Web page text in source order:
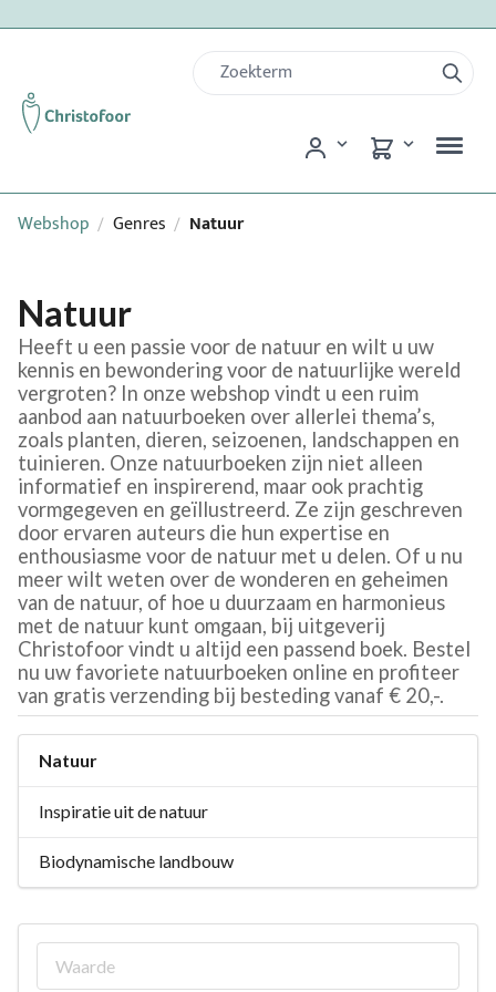
Webshop / Genres / Natuur
Natuur
Heeft u een passie voor de natuur en wilt u uw
kennis en bewondering voor de natuurlijke wereld
vergroten? In onze webshop vindt u een ruim
aanbod aan natuurboeken over allerlei thema’s,
zoals planten, dieren, seizoenen, landschappen en
tuinieren. Onze natuurboeken zijn niet alleen
informatief en inspirerend, maar ook prachtig
vormgegeven en geïllustreerd. Ze zijn geschreven
door ervaren auteurs die hun expertise en
enthousiasme voor de natuur met u delen. Of u nu
meer wilt weten over de wonderen en geheimen
van de natuur, of hoe u duurzaam en harmonieus
met de natuur kunt omgaan, bij uitgeverij
Christofoor vindt u altijd een passend boek. Bestel
nu uw favoriete natuurboeken online en profiteer
van gratis verzending bij besteding vanaf € 20,-.
Natuur
Inspiratie uit de natuur
Biodynamische landbouw